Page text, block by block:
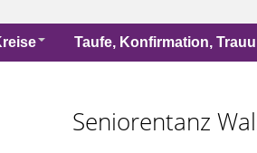
Taufe, Konfirmation,
Seniorentanz